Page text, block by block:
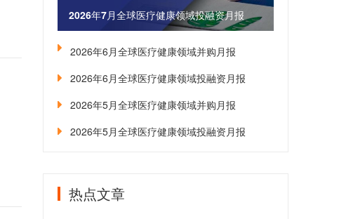
2026年7月全球医疗健康领域投融资月报
2026年6月全球医疗健康领域并购月报
2026年6月全球医疗健康领域投融资月报
2026年5月全球医疗健康领域并购月报
2026年5月全球医疗健康领域投融资月报
热点文章